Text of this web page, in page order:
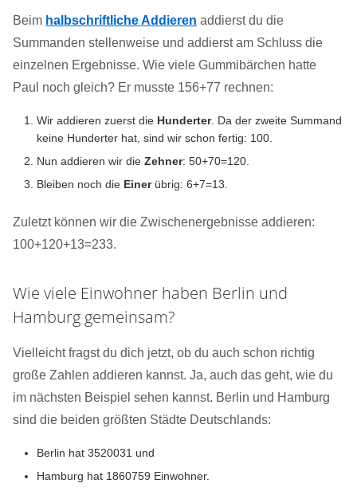
Beim halbschriftliche Addieren addierst du die
Summanden stellenweise und addierst am Schluss die
einzelnen Ergebnisse. Wie viele Gummibärchen hatte
Paul noch gleich? Er musste 156+77 rechnen:
Wir addieren zuerst die Hunderter. Da der zweite Summand
keine Hunderter hat, sind wir schon fertig: 100.
Nun addieren wir die Zehner: 50+70=120.
Bleiben noch die Einerübrig: 6+7=13.
Zuletzt können wir die Zwischenergebnisse addieren:
100+120+13=233.
Wie viele Einwohner haben Berlin und
Hamburg gemeinsam?
Vielleicht fragst du dich jetzt, ob du auch schon richtig
große Zahlen addieren kannst. Ja, auch das geht, wie du
im nächsten Beispiel sehen kannst. Berlin und Hamburg
sind die beiden größten Städte Deutschlands:
Berlin hat 3520031 und
Hamburg hat 1860759 Einwohner.